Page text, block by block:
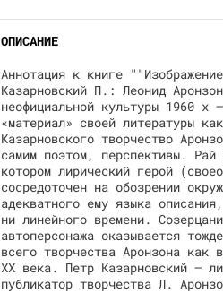
ОПИСАНИЕ
Аннотация к книге
Казарновский П.: Леонид
неофициальной культуры 1960 х
«материал» своей литературы
Казарновского творчество
самим поэтом, перспективы. Рай
котором лирический герой
сосредоточен на обозрении
адекватного ему языка
ни линейного времени.
автоперсонажа оказывается
всего творчества Аронзона как
ХX века. Петр Казарновский —
публикатор творчества Л.